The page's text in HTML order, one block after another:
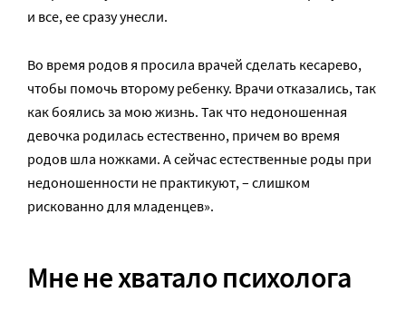
и все, ее сразу унесли.
Во время родов я просила врачей сделать кесарево,
чтобы помочь второму ребенку. Врачи отказались, так
как боялись за мою жизнь. Так что недоношенная
девочка родилась естественно, причем во время
родов шла ножками. А сейчас естественные роды при
недоношенности не практикуют, – слишком
рискованно для младенцев».
Мне не хватало психолога